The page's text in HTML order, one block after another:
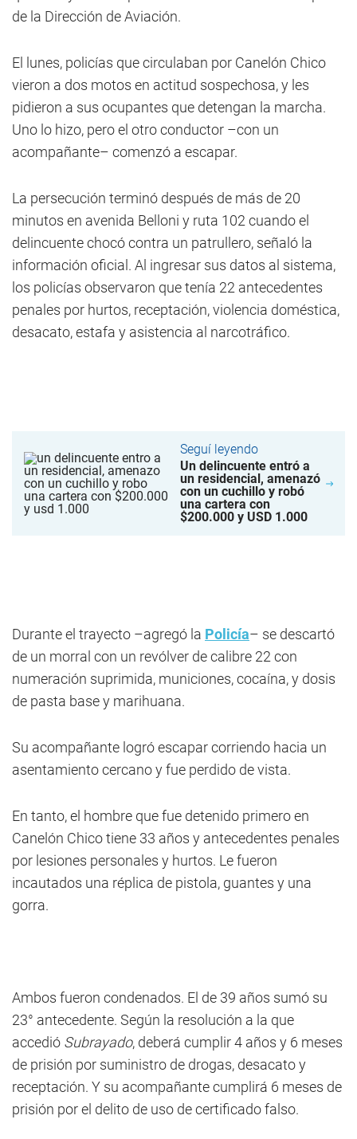
de la Dirección de Aviación.
El lunes, policías que circulaban por Canelón Chico
vieron a dos motos en actitud sospechosa, y les
pidieron a sus ocupantes que detengan la marcha.
Uno lo hizo, pero el otro conductor –con un
acompañante– comenzó a escapar.
La persecución terminó después de más de 20
minutos en avenida Belloni y ruta 102 cuando el
delincuente chocó contra un patrullero, señaló la
información oficial. Al ingresar sus datos al sistema,
los policías observaron que tenía 22 antecedentes
penales por hurtos, receptación, violencia doméstica,
desacato, estafa y asistencia al narcotráfico.
Seguí leyendo
Un delincuente entró a
un residencial, amenazó
con un cuchillo y robó
una cartera con
$200.000 y USD 1.000
Durante el trayecto –agregó la Policía– se descartó
de un morral con un revólver de calibre 22 con
numeración suprimida, municiones, cocaína, y dosis
de pasta base y marihuana.
Su acompañante logró escapar corriendo hacia un
asentamiento cercano y fue perdido de vista.
En tanto, el hombre que fue detenido primero en
Canelón Chico tiene 33 años y antecedentes penales
por lesiones personales y hurtos. Le fueron
incautados una réplica de pistola, guantes y una
gorra.
Ambos fueron condenados. El de 39 años sumó su
23° antecedente. Según la resolución a la que
accedió Subrayado, deberá cumplir 4 años y 6 meses
de prisión por suministro de drogas, desacato y
receptación. Y su acompañante cumplirá 6 meses de
prisión por el delito de uso de certificado falso.